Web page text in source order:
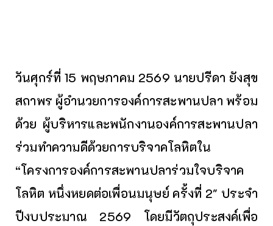
วันศุกร์ที่ 15 พฤษภาคม 2569 นายปรีดา ยังสุข
สถาพร ผู้อำนวยการองค์การสะพานปลา พร้อม
ด้วย ผู้บริหารและพนักงานองค์การสะพานปลา
ร่วมทำความดีด้วยการบริจาคโลหิตใน
“โครงการองค์การสะพานปลาร่วมใจบริจาค
โลหิต หนึ่งหยดต่อเพื่อนมนุษย์ ครั้งที่ 2" ประจำ
ปีงบประมาณ 2569 โดยมีวัตถุประสงค์เพื่อ